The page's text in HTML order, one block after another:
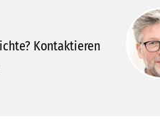
Kontaktieren